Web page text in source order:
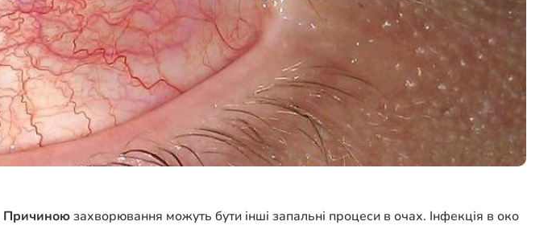
Причиноюзахворювання можуть бути інші запальні процеси в очах. Інфекція в око